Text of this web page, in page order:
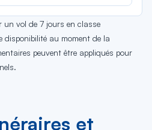
vol de 7 jours en classe
disponibilité au moment de la
peuvent être appliqués pour
et